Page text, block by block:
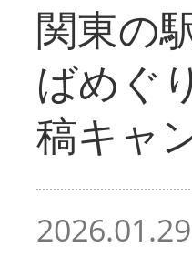
関東の
ばめぐ
稿キャ
2026.01.29